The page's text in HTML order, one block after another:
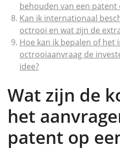
behouden van een patent
Kan ik internationaal
octrooi en wat zijn de
Hoe kan ik bepalen of het
octrooiaanvraag de
idee?
Wat zijn de
het
patent op